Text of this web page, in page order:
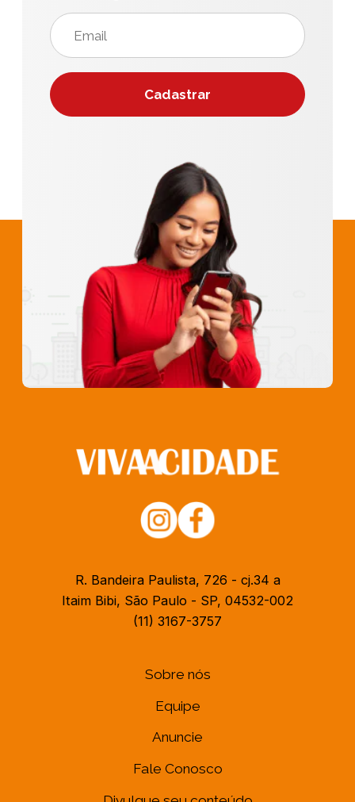
R. Bandeira Paulista, 726 - cj.34 a
Itaim Bibi, São Paulo - SP, 04532-002
(11) 3167-3757
Sobre nós
Equipe
Anuncie
Fale Conosco